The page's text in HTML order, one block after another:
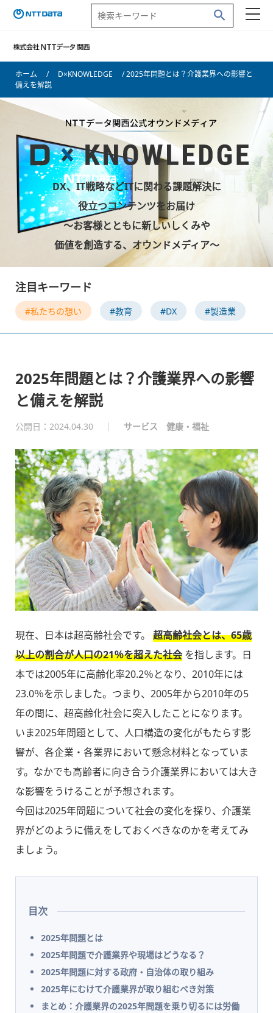
ホーム / D×KNOWLEDGE / 2025年問題とは？介護業界への影響と
備えを解説
DX、IT戦略などITに関わる課題解決に
役立つコンテンツをお届け
～お客様とともに新しいしくみや
価値を創造する、オウンドメディア～
注目キーワード
#私たちの想い #教育 #DX #製造業
2025年問題とは？介護業界への影響
と備えを解説
公開日：2024.04.30 サービス 健康・福祉
現在、日本は超高齢社会です。 超高齢社会とは、65歳
以上の割合が人口の21％を超えた社会 を指します。日
本では2005年に高齢化率20.2％となり、2010年には
23.0％を示しました。つまり、2005年から2010年の5
年の間に、超高齢化社会に突入したことになります。
いま2025年問題として、人口構造の変化がもたらす影
響が、各企業・各業界において懸念材料となっていま
す。なかでも高齢者に向き合う介護業界においては大き
な影響をうけることが予想されます。
今回は2025年問題について社会の変化を探り、介護業
界がどのように備えをしておくべきなのかを考えてみ
ましょう。
目次
2025年問題とは
2025年問題で介護業界や現場はどうなる？
2025年問題に対する政府・自治体の取り組み
2025年にむけて介護業界が取り組むべき対策
まとめ：介護業界の2025年問題を乗り切るには労働